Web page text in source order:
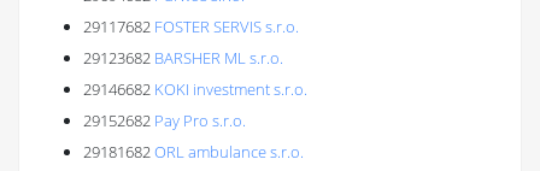
29117682 FOSTER SERVIS s.r.o.
29123682 BARSHER ML s.r.o.
29146682 KOKI investment s.r.o.
29152682 Pay Pro s.r.o.
29181682ORL ambulance s.r.o.